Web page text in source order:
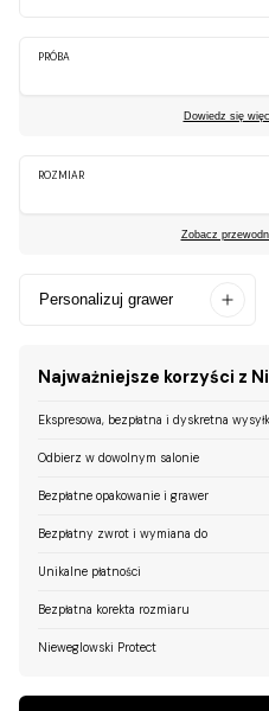
PRÓBA
Dowiedz się
ROZMIAR
Zobacz
Personalizuj grawer
Najważniejsze korzyści z
Ekspresowa, bezpłatna i dyskretna
Odbierz w dowolnym salonie
Bezpłatne opakowanie i grawer
Bezpłatny zwrot i wymiana do
Unikalne płatności
Bezpłatna korekta rozmiaru
Nieweglowski Protect